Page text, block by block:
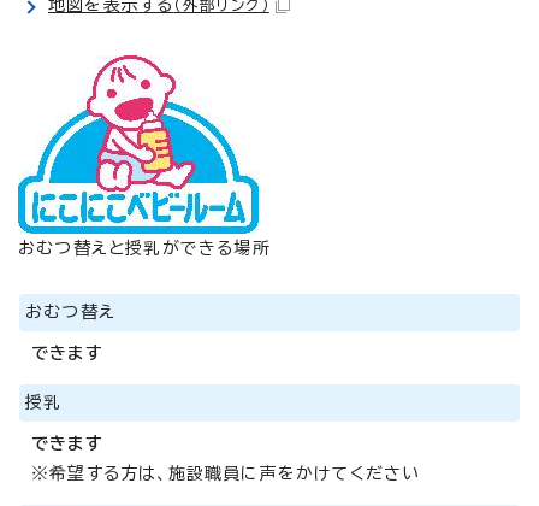
地図を表示する （外部リンク）
おむつ替えと授乳ができる場所
おむつ替え
できます
授乳
できます
※希望する方は、施設職員に声をかけてください